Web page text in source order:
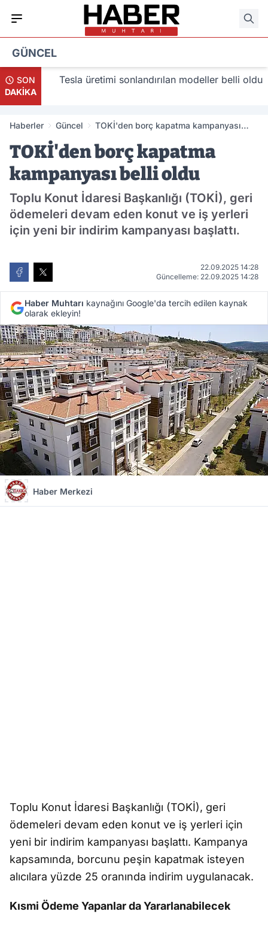
GÜNCEL
SON
DAKİKA
Tesla üretimi sonlandırılan modeller belli oldu
Haberler Güncel
TOKİ'den borç kapatma kampanyası
TOKİ'den borç kapatma
kampanyası belli oldu
Toplu Konut İdaresi Başkanlığı (TOKİ), geri
ödemeleri devam eden konut ve iş yerleri
için yeni bir indirim kampanyası başlattı.
22.09.2025 14:28
Güncelleme: 22.09.2025 14:28
Haber Muhtarı kaynağını Google'da tercih edilen kaynak
olarak ekleyin!
Haber Merkezi
Toplu Konut İdaresi Başkanlığı (TOKİ), geri
ödemeleri devam eden konut ve iş yerleri için
yeni bir indirim kampanyası başlattı. Kampanya
kapsamında, borcunu peşin kapatmak isteyen
alıcılara yüzde 25 oranında indirim uygulanacak.
Kısmi Ödeme Yapanlar da Yararlanabilecek